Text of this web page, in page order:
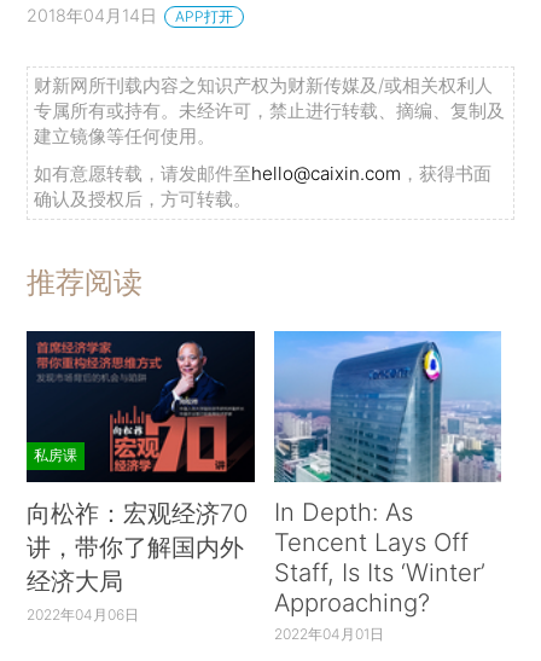
2018年04月14日 APP打开
财新网所刊载内容之知识产权为财新传媒及/或相关权利人
专属所有或持有。未经许可，禁止进行转载、摘编、复制及
建立镜像等任何使用。
如有意愿转载，请发邮件至hello@caixin.com ，获得书面
确认及授权后，方可转载。
推荐阅读
私房课
向松祚：宏观经济70
讲，带你了解国内外
经济大局
2022年04月06日
In Depth: As
Tencent Lays Off
Staff, Is Its ‘Winter’
Approaching?
2022年04月01日